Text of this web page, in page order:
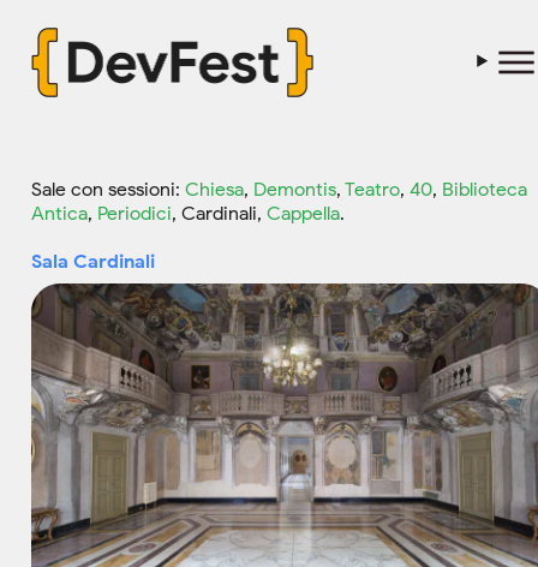
Sale con sessioni:Chiesa, Demontis,Teatro,40, Biblioteca
Antica, Periodici, Cardinali,Cappella.
Sala Cardinali